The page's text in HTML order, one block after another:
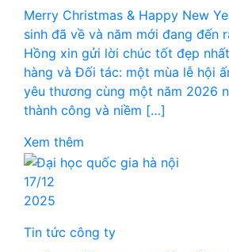
Merry Christmas & Happy New
sinh đã về và năm mới đang đến
Hồng xin gửi lời chúc tốt đẹp
hàng và Đối tác: một mùa lễ hội
yêu thương cùng một năm 2026
thành công và niềm […]
Xem thêm
17/12
2025
Tin tức công ty